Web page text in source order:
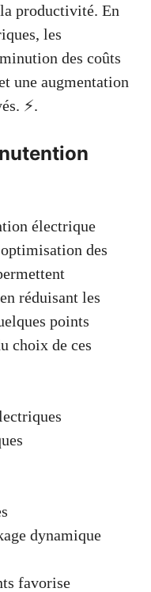
productivité. En
les
des coûts
une augmentation
⚡.
électrique
des
réduisant les
points
choix de ces
dynamique
favorise